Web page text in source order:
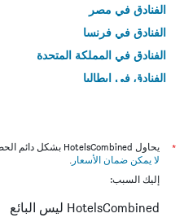
الفنادق في مصر
الفنادق في فرنسا
الفنادق في المملكة المتحدة
الفنادق في إيطاليا
*
يحاول HotelsCombined بشكل دائم الحصول على الأسعار الدقيقة، ولكن
لا يمكن ضمان الأسعار .
إليك السبب:
HotelsCombined ليس البائع